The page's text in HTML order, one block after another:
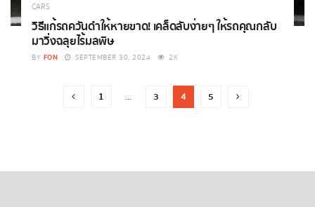
CARS
วิธีแก้รถควันดำให้หายขาด! เคล็ดลับง่ายๆ ให้รถคุณกลับ
มาวิ่งฉลุยไร้มลพิษ
BY FON SEPTEMBER 30, 2024 2K
1 … 3 4 5